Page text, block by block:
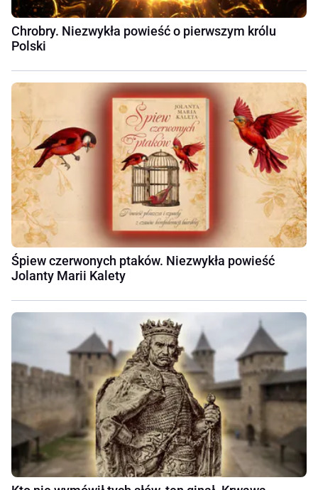
Chrobry. Niezwykła powieść o pierwszym królu
Polski
Śpiew czerwonych ptaków. Niezwykła powieść
Jolanty Marii Kalety